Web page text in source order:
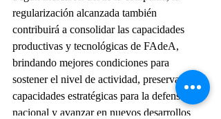
regularización alcanzada también
contribuirá a consolidar las capacidades
productivas y tecnológicas de FAdeA,
brindando mejores condiciones para
sostener el nivel de actividad, preservar
capacidades estratégicas para la defensa
nacional y avanzar en nuevos desarrollos